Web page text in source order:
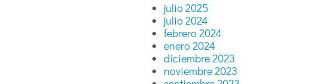
julio 2025
julio 2024
febrero 2024
enero 2024
diciembre 2023
noviembre 2023